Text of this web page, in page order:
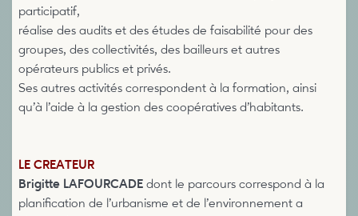
participatif,
réalise des audits et des études de faisabilité pour des
groupes, des collectivités, des bailleurs et autres
opérateurs publics et privés.
Ses autres activités correspondent à la formation, ainsi
qu’à l’aide à la gestion des coopératives d’habitants.
LE CREATEUR
Brigitte LAFOURCADE dont le parcours correspond à la
planification de l’urbanisme et de l’environnement a